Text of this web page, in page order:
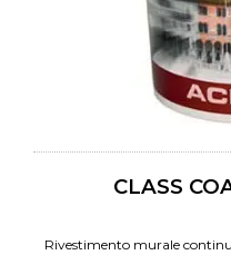
CLASS
Rivestimento murale